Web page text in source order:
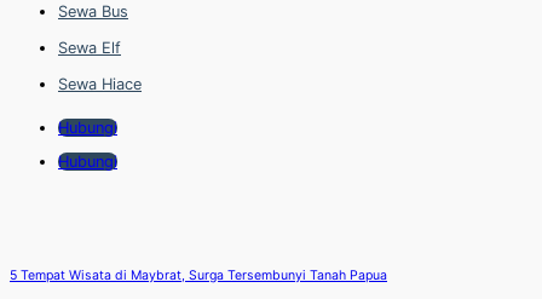
Sewa Bus
Sewa Elf
Sewa Hiace
Hubungi
Hubungi
5 Tempat Wisata di Maybrat, Surga Tersembunyi Tanah Papua